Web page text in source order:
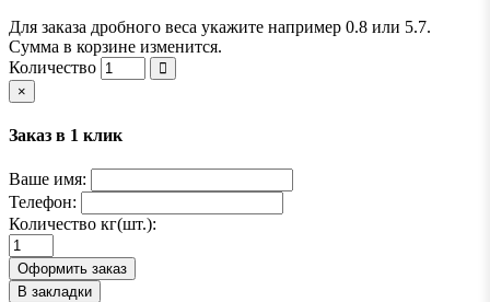
Для заказа дробного веса укажите например 0.8 или 5.7.
Сумма в корзине изменится.
Количество
×
Заказ в 1 клик
Ваше имя:
Телефон:
Количество кг(шт.):
Оформить заказ
В закладки